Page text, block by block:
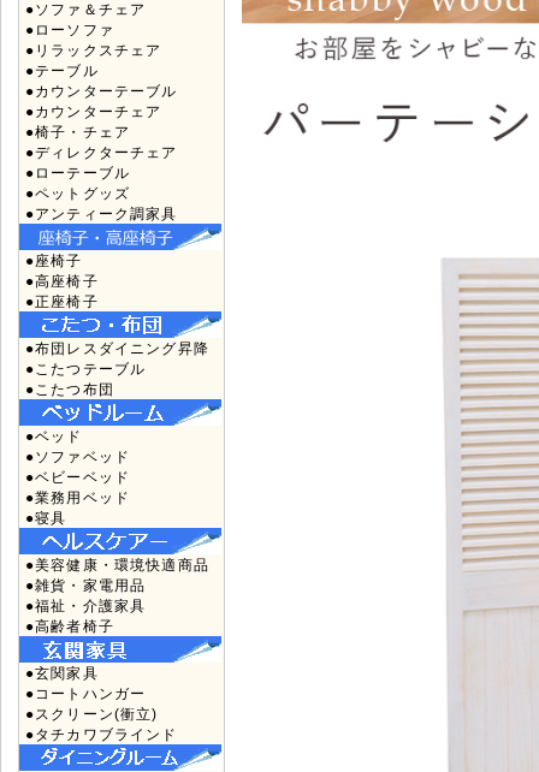
●ソファ＆チェア
●ローソファ
●リラックスチェア
●テーブル
●カウンターテーブル
●カウンターチェア
●椅子・チェア
●ディレクターチェア
●ローテーブル
●ペットグッズ
●アンティーク調家具
●座椅子
●高座椅子
●正座椅子
●布団レスダイニング昇降
●こたつテーブル
●こたつ布団
●ベッド
●ソファベッド
●ベビーベッド
●業務用ベッド
●寝具
●美容健康・環境快適商品
●雑貨・家電用品
●福祉・介護家具
●高齢者椅子
●玄関家具
●コートハンガー
●スクリーン(衝立)
●タチカワブラインド